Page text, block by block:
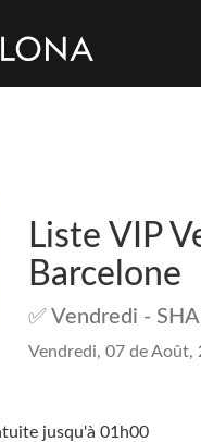
Liste VIP
Barcelone
✅ Vendredi -
Vendredi, 07 de Août,
jusqu'à 01h00